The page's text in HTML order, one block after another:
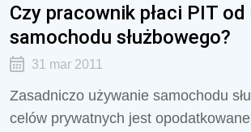
Czy pracownik płaci PIT
samochodu służbowego?
31 mar 2011
Zasadniczo używanie samochodu
celów prywatnych jest